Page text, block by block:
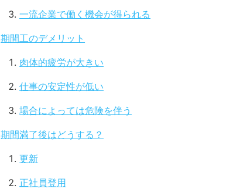
一流企業で働く機会が得られる
期間工のデメリット
肉体的疲労が大きい
仕事の安定性が低い
場合によっては危険を伴う
期間満了後はどうする？
更新
正社員登用